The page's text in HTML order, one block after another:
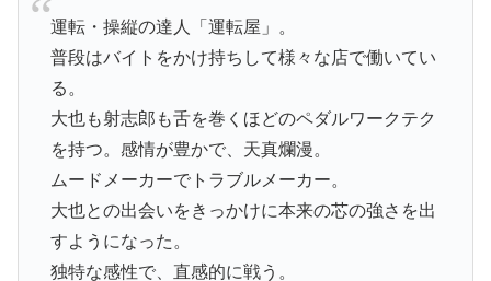
運転・操縦の達人「運転屋」。
普段はバイトをかけ持ちして様々な店で働いてい
る。
大也も射志郎も舌を巻くほどのペダルワークテク
を持つ。感情が豊かで、天真爛漫。
ムードメーカーでトラブルメーカー。
大也との出会いをきっかけに本来の芯の強さを出
すようになった。
独特な感性で、直感的に戦う。